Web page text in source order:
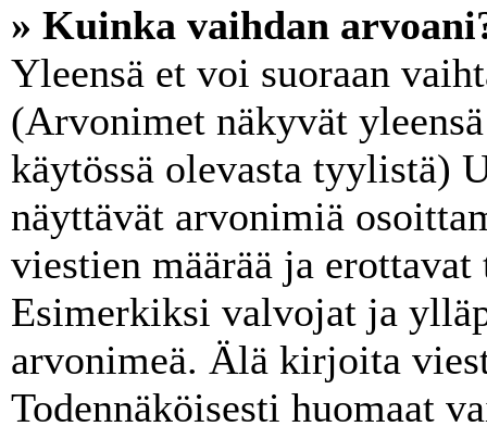
» Kuinka vaihdan
Yleensä et voi suoraan
(Arvonimet näkyvät
käytössä olevasta tyylistä)
näyttävät arvonimiä
viestien määrää ja
Esimerkiksi valvojat ja
arvonimeä. Älä kirjoita
Todennäköisesti huomaat